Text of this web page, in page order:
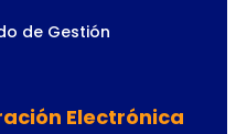
de Gestión
Electrónica